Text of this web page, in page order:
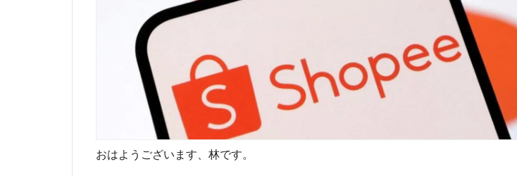
おはようございます、林です。